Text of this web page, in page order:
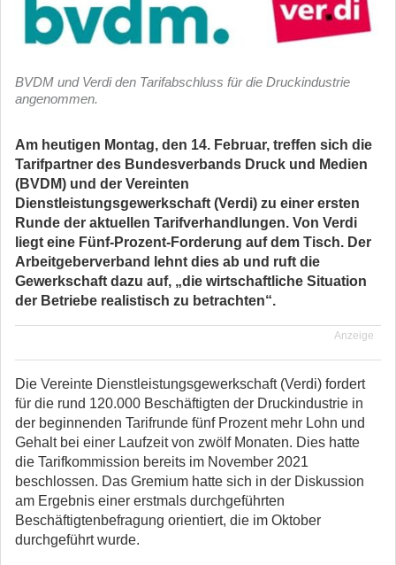
BVDM und Verdi den Tarifabschluss für die Druckindustrie
angenommen.
Am heutigen Montag, den 14. Februar, treffen sich die
Tarifpartner des Bundesverbands Druck und Medien
(BVDM) und der Vereinten
Dienstleistungsgewerkschaft (Verdi) zu einer ersten
Runde der aktuellen Tarifverhandlungen. Von Verdi
liegt eine Fünf-Prozent-Forderung auf dem Tisch. Der
Arbeitgeberverband lehnt dies ab und ruft die
Gewerkschaft dazu auf, „die wirtschaftliche Situation
der Betriebe realistisch zu betrachten“.
Anzeige
Die Vereinte Dienstleistungsgewerkschaft (Verdi) fordert
für die rund 120.000 Beschäftigten der Druckindustrie in
der beginnenden Tarifrunde fünf Prozent mehr Lohn und
Gehalt bei einer Laufzeit von zwölf Monaten. Dies hatte
die Tarifkommission bereits im November 2021
beschlossen. Das Gremium hatte sich in der Diskussion
am Ergebnis einer erstmals durchgeführten
Beschäftigtenbefragung orientiert, die im Oktober
durchgeführt wurde.